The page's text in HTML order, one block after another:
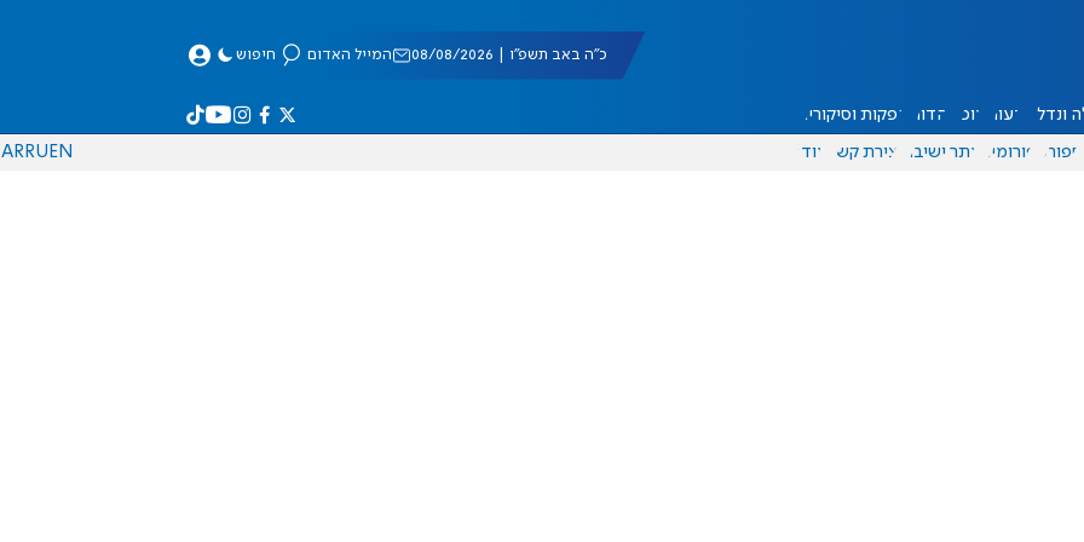
כ"ה באב תשפ"ו | 08/08/2026 המייל האדום חיפוש
ונדל"ן דעות אוכל יהדות הפקות וסיקורים
ספורט פורומים אתר ישיבה יצירת קשר עוד EN
RU
AR